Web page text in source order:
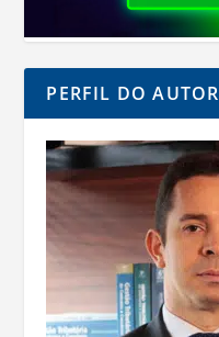
PERFIL DO AUTOR